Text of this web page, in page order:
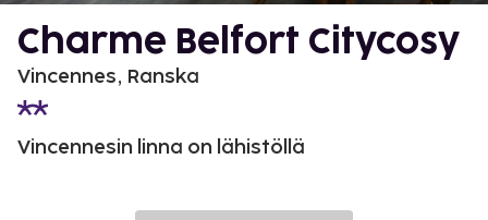
Charme Belfort Citycosy
Vincennes, Ranska
Vincennesin linna on lähistöllä